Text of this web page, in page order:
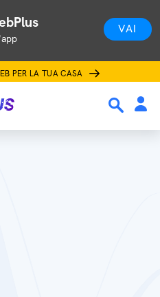
VAI
PER LA TUA CASA